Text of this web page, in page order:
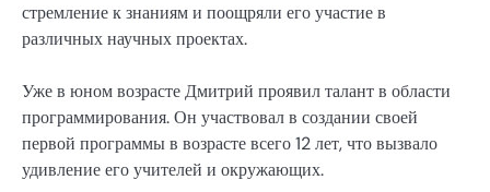
стремление к знаниям и поощряли его участие в
различных научных проектах.
Уже в юном возрасте Дмитрий проявил талант в области
программирования. Он участвовал в создании своей
первой программы в возрасте всего 12 лет, что вызвало
удивление его учителей и окружающих.